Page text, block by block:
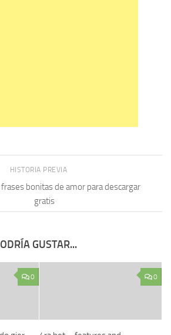
HISTORIA PREVIA
bonitas de amor para descargar
gratis
GUSTAR...
0 0